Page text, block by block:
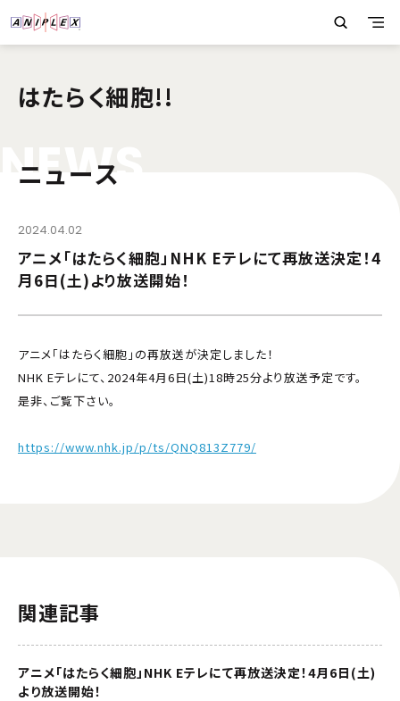
はたらく細胞!!
NEWS
ニュース
2024.04.02
アニメ「はたらく細胞」NHK Eテレにて再放送決定！4
月6日(土)より放送開始！
アニメ「はたらく細胞」の再放送が決定しました！
NHK Eテレにて、2024年4月6日(土)18時25分より放送予定です。
是非、ご覧下さい。
https://www.nhk.jp/p/ts/QNQ813Z779/
関連記事
アニメ「はたらく細胞」NHK Eテレにて再放送決定！4月6日(土)
より放送開始！